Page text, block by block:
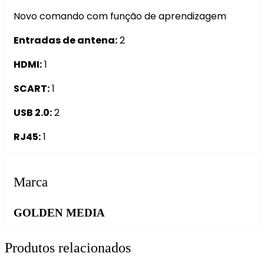
Novo comando com função de aprendizagem
Entradas de antena:2
HDMI:1
SCART:1
USB 2.0:2
RJ45:1
Marca
GOLDEN MEDIA
Produtos relacionados